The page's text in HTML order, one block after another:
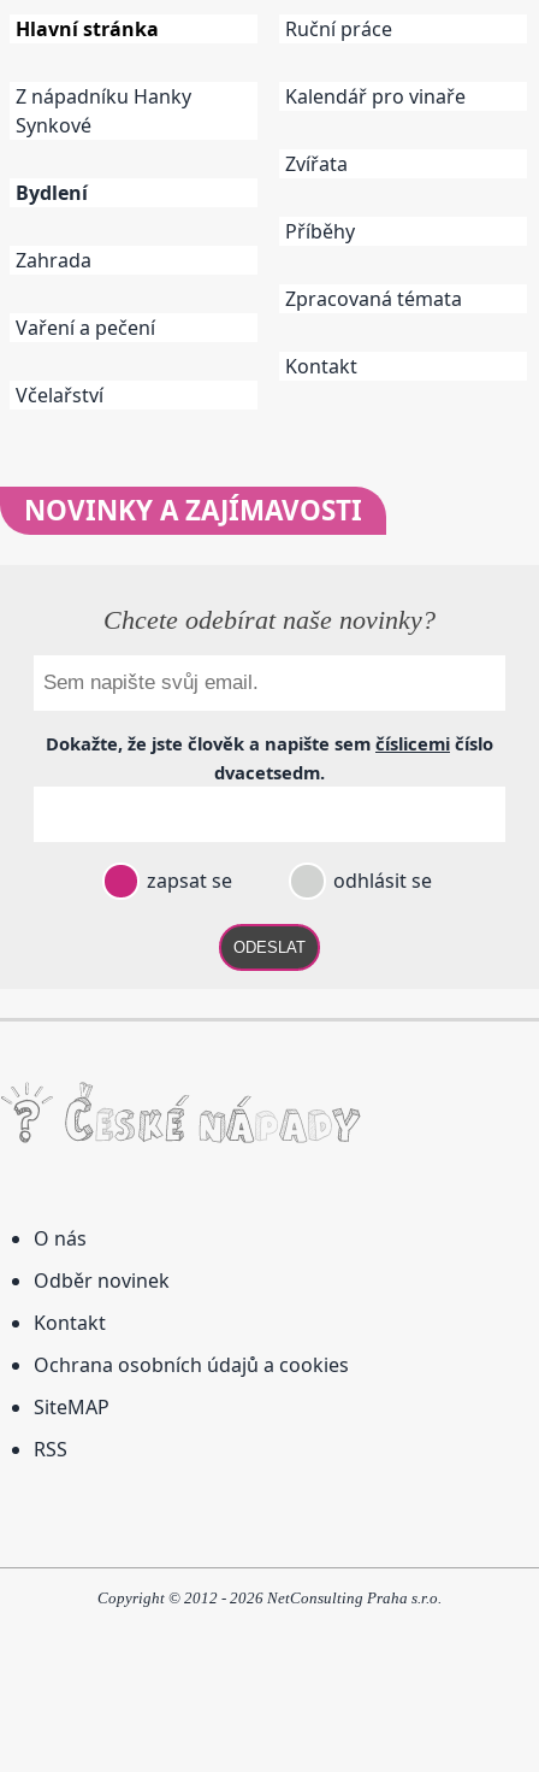
Hlavní stránka
Z nápadníku Hanky
Synkové
Bydlení
Zahrada
Vaření a pečení
Včelařství
Ruční práce
Kalendář pro vinaře
Zvířata
Příběhy
Zpracovaná témata
Kontakt
NOVINKYA ZAJÍMAVOSTI
Chcete odebírat naše novinky?
Dokažte, že jste člověk a napište sem číslicemi číslo
dvacetsedm.
zapsat se odhlásit se
ODESLAT
O nás
Odběr novinek
Kontakt
Ochrana osobních údajů a cookies
SiteMAP
RSS
Copyright © 2012 - 2026 NetConsulting Praha s.r.o.